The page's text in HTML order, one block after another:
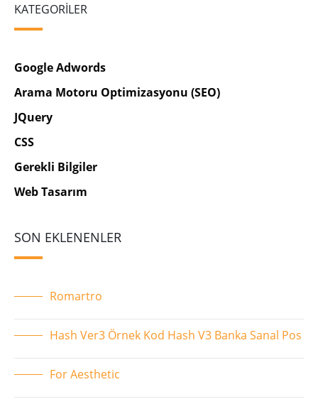
KATEGORILER
Google Adwords
Arama Motoru Optimizasyonu (SEO)
JQuery
CSS
Gerekli Bilgiler
Web Tasarım
SON EKLENENLER
Romartro
Hash Ver3 Örnek Kod Hash V3 Banka Sanal Pos
For Aesthetic